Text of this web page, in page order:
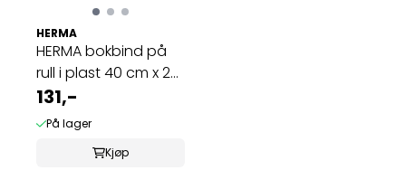
HERMA
HERMA bokbind på
rull i plast 40 cm x 2
m blå (10 ...
131,-
På lager
Kjøp